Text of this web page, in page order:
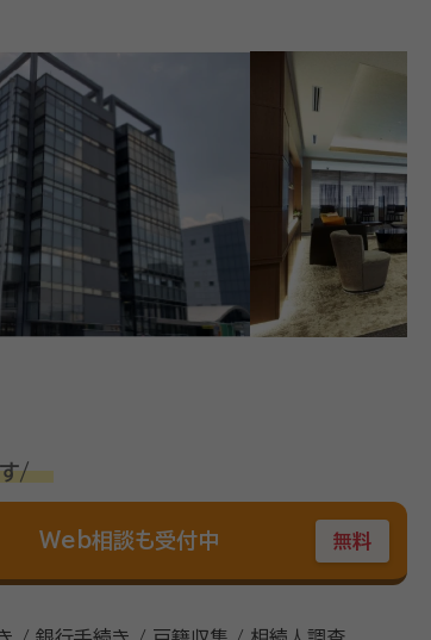
/
Web相談も受付中 無料